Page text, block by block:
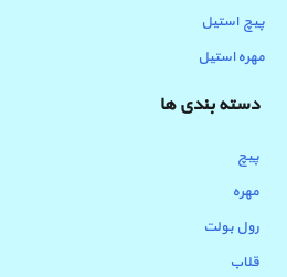
پیچ استیل
مهره استیل
دسته بندی ها
پیچ
مهره
رول بولت
قلاب